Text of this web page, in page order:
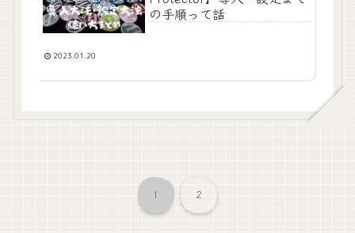
の手順って話
2023.01.20
1 2